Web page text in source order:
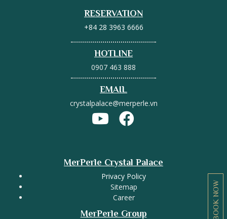
RESERVATION
+84 28 3963 6666
HOTLINE
0907 463 888
EMAIL
crystalpalace@merperle.vn
MerPerle Crystal Palace
Privacy Policy
Sitemap
Career
MerPerle Group BOOK NOW